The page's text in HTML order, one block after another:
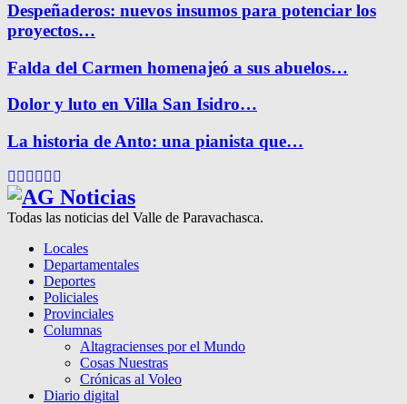
Despeñaderos: nuevos insumos para potenciar los
proyectos…
Falda del Carmen homenajeó a sus abuelos…
Dolor y luto en Villa San Isidro…
La historia de Anto: una pianista que…
Facebook
Twitter
Instagram
Pinterest
Google
Todas las noticias del Valle de Paravachasca.
Locales
Departamentales
Deportes
Policiales
Provinciales
Columnas
Altagracienses por el Mundo
Cosas Nuestras
Crónicas al Voleo
Diario digital